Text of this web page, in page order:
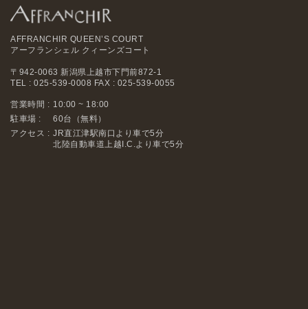
AFFRANCHIR QUEEN’S COURT
アーフランシェル クィーンズコート
〒942-0063 新潟県上越市下門前872-1
TEL : 025-539-0008 FAX : 025-539-0055
営業時間 : 10:00 ~ 18:00
駐車場 :
60台（無料）
アクセス : JR直江津駅南口より車で5分
北陸自動車道上越I.C.より車で5分